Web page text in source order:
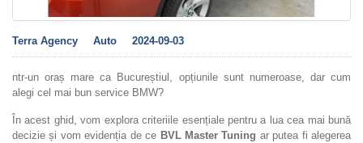
Terra Agency Auto 2024-09-03
ntr-un oraș mare ca Bucureștiul, opțiunile sunt numeroase, dar cum
alegi cel mai bun service BMW?
În acest ghid, vom explora criteriile esențiale pentru a lua cea mai bună
decizie și vom evidenția de ce BVL Master Tuning ar putea fi alegerea